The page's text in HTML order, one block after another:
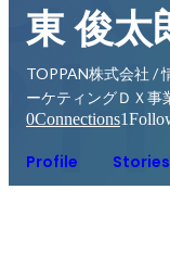
東 俊太
TOPPAN株式会社 /
ーケティングＤＸ事
ーム本部／第三部／
0Connections1
Profile Stories